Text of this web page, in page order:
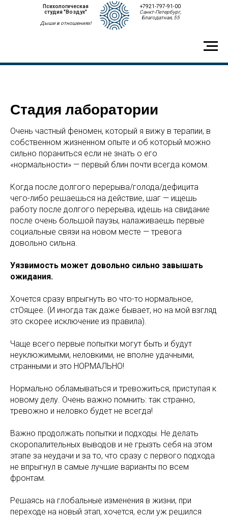
Психологическая
студия "Воздух"
Дыши в отношениях!
+7921-797-91-00
Санкт-Петербург,
Благодатная, 55
Стадия лаборатории
Очень частный феномен, который я вижу в терапии, в
собственном жизненном опыте и об который можно
сильно пораниться если не знать о его
«нормальности» — первый блин почти всегда комом.
Когда после долгого перерыва/голода/дефицита
чего-либо решаешься на действие, шаг — ищешь
работу после долгого перерыва, идешь на свидание
после очень большой паузы, налаживаешь первые
социальные связи на новом месте — тревога
довольно сильна.
Уязвимость может довольно сильно завышать
ожидания.
Хочется сразу впрыгнуть во что-то нормальное,
стОящее. (И иногда так даже бывает, но на мой взгляд
это скорее исключение из правила).
Чаще всего первые попытки могут быть и будут
неуклюжимыми, неловкими, не вполне удачными,
странными и это НОРМАЛЬНО!
Нормально обламываться и тревожиться, приступая к
новому делу. Очень важно помнить: так странно,
тревожно и неловко будет не всегда!
Важно продолжать попытки и подходы. Не делать
скоропалительных выводов и не грызть себя на этом
этапе за неудачи и за то, что сразу с первого подхода
не впрыгнул в самые лучшие варианты по всем
фронтам.
Решаясь на глобальные изменения в жизни, при
переходе на новый этап, хочется, если уж решился